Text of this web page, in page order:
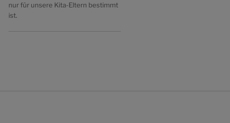
nur für unsere Kita-Eltern bestimmt
ist.